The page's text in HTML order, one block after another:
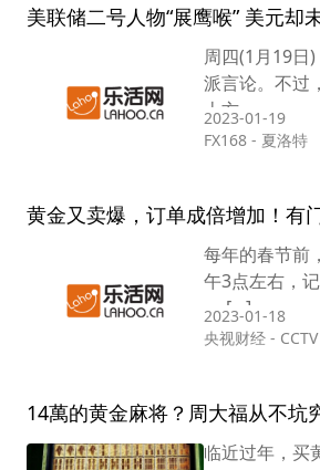
美联储二号人物“展鹰喉” 美元
周四(1月19日
派言论。不过
上方。
2023-01-19
FX168 - 夏洛特
黄金又卖爆，订单成倍增加！有
每年的春节前
午3点左右，
一 […]
2023-01-18
央视财经 - CCTV
14萬的黄金麻将？周大福从不坑
临近过年，买